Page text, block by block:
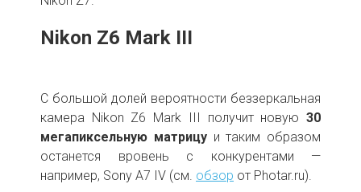
Nikon Z6 Mark III
С большой долей вероятности беззеркальная
камера Nikon Z6 Mark III получит новую 30
мегапиксельную матрицу и таким образом
останется вровень с конкурентами —
например, Sony A7 IV (см. обзор от Photar.ru).